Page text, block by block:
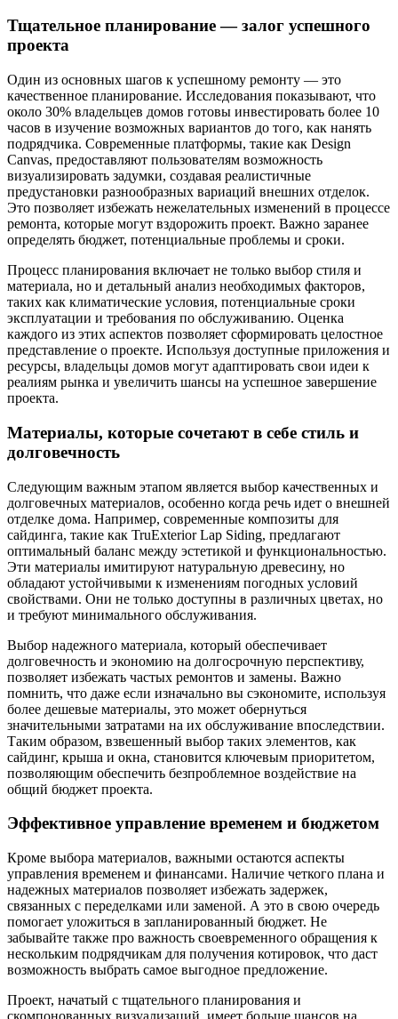
Тщательное планирование — залог успешного
проекта
Один из основных шагов к успешному ремонту — это
качественное планирование. Исследования показывают, что
около 30% владельцев домов готовы инвестировать более 10
часов в изучение возможных вариантов до того, как нанять
подрядчика. Современные платформы, такие как Design
Canvas, предоставляют пользователям возможность
визуализировать задумки, создавая реалистичные
предустановки разнообразных вариаций внешних отделок.
Это позволяет избежать нежелательных изменений в процессе
ремонта, которые могут вздорожить проект. Важно заранее
определять бюджет, потенциальные проблемы и сроки.
Процесс планирования включает не только выбор стиля и
материала, но и детальный анализ необходимых факторов,
таких как климатические условия, потенциальные сроки
эксплуатации и требования по обслуживанию. Оценка
каждого из этих аспектов позволяет сформировать целостное
представление о проекте. Используя доступные приложения и
ресурсы, владельцы домов могут адаптировать свои идеи к
реалиям рынка и увеличить шансы на успешное завершение
проекта.
Материалы, которые сочетают в себе стиль и
долговечность
Следующим важным этапом является выбор качественных и
долговечных материалов, особенно когда речь идет о внешней
отделке дома. Например, современные композиты для
сайдинга, такие как TruExterior Lap Siding, предлагают
оптимальный баланс между эстетикой и функциональностью.
Эти материалы имитируют натуральную древесину, но
обладают устойчивыми к изменениям погодных условий
свойствами. Они не только доступны в различных цветах, но
и требуют минимального обслуживания.
Выбор надежного материала, который обеспечивает
долговечность и экономию на долгосрочную перспективу,
позволяет избежать частых ремонтов и замены. Важно
помнить, что даже если изначально вы сэкономите, используя
более дешевые материалы, это может обернуться
значительными затратами на их обслуживание впоследствии.
Таким образом, взвешенный выбор таких элементов, как
сайдинг, крыша и окна, становится ключевым приоритетом,
позволяющим обеспечить безпроблемное воздействие на
общий бюджет проекта.
Эффективное управление временем и бюджетом
Кроме выбора материалов, важными остаются аспекты
управления временем и финансами. Наличие четкого плана и
надежных материалов позволяет избежать задержек,
связанных с переделками или заменой. А это в свою очередь
помогает уложиться в запланированный бюджет. Не
забывайте также про важность своевременного обращения к
нескольким подрядчикам для получения котировок, что даст
возможность выбрать самое выгодное предложение.
Проект, начатый с тщательного планирования и
скомпонованных визуализаций, имеет больше шансов на